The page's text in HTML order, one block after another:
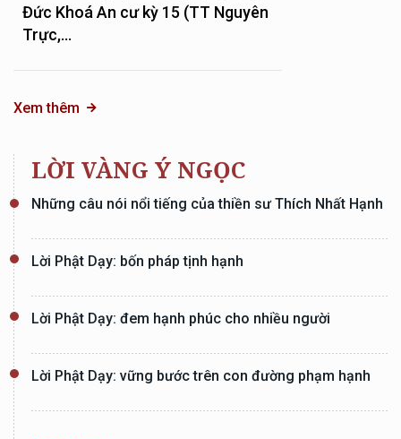
Đức Khoá An cư kỳ 15 (TT Nguyên
Trực,...
Xem thêm
LỜI VÀNG Ý NGỌC
Những câu nói nổi tiếng của thiền sư Thích Nhất Hạnh
Lời Phật Dạy: bốn pháp tịnh hạnh
Lời Phật Dạy: đem hạnh phúc cho nhiều người
Lời Phật Dạy: vững bước trên con đường phạm hạnh